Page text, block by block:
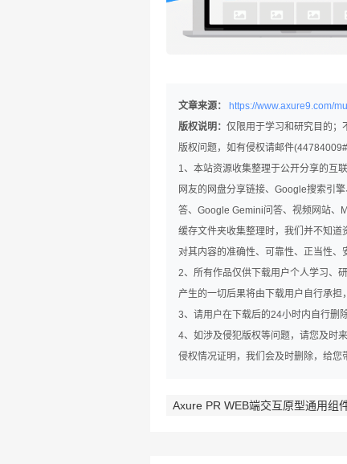
文章来源：
https://www.axure9.com/
版权说明： 仅限用于学习和研究目的；
版权问题，如有侵权请邮件
1、本站资源收集整理于公开分享的互
网友的网盘分享链接、Google搜索引
答、Google Gemini问答、视频网站、
缓存文件夹收集整理时，我们并不知
对其内容的准确性、可靠性、正当性、
2、所有作品仅供下载用户个人学习、
产生的一切后果将由下载用户自行承担
3、请用户在下载后的24小时内自行删
4、如涉及侵犯版权等问题，请您及时
侵权情况证明，我们会及时删除，给您
Axure PR WEB端交互原型通用组